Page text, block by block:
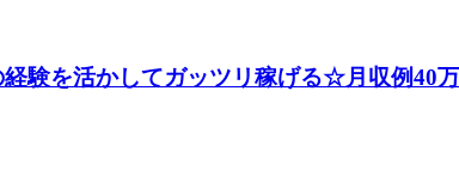
験を活かしてガッツリ稼げる☆月収例40